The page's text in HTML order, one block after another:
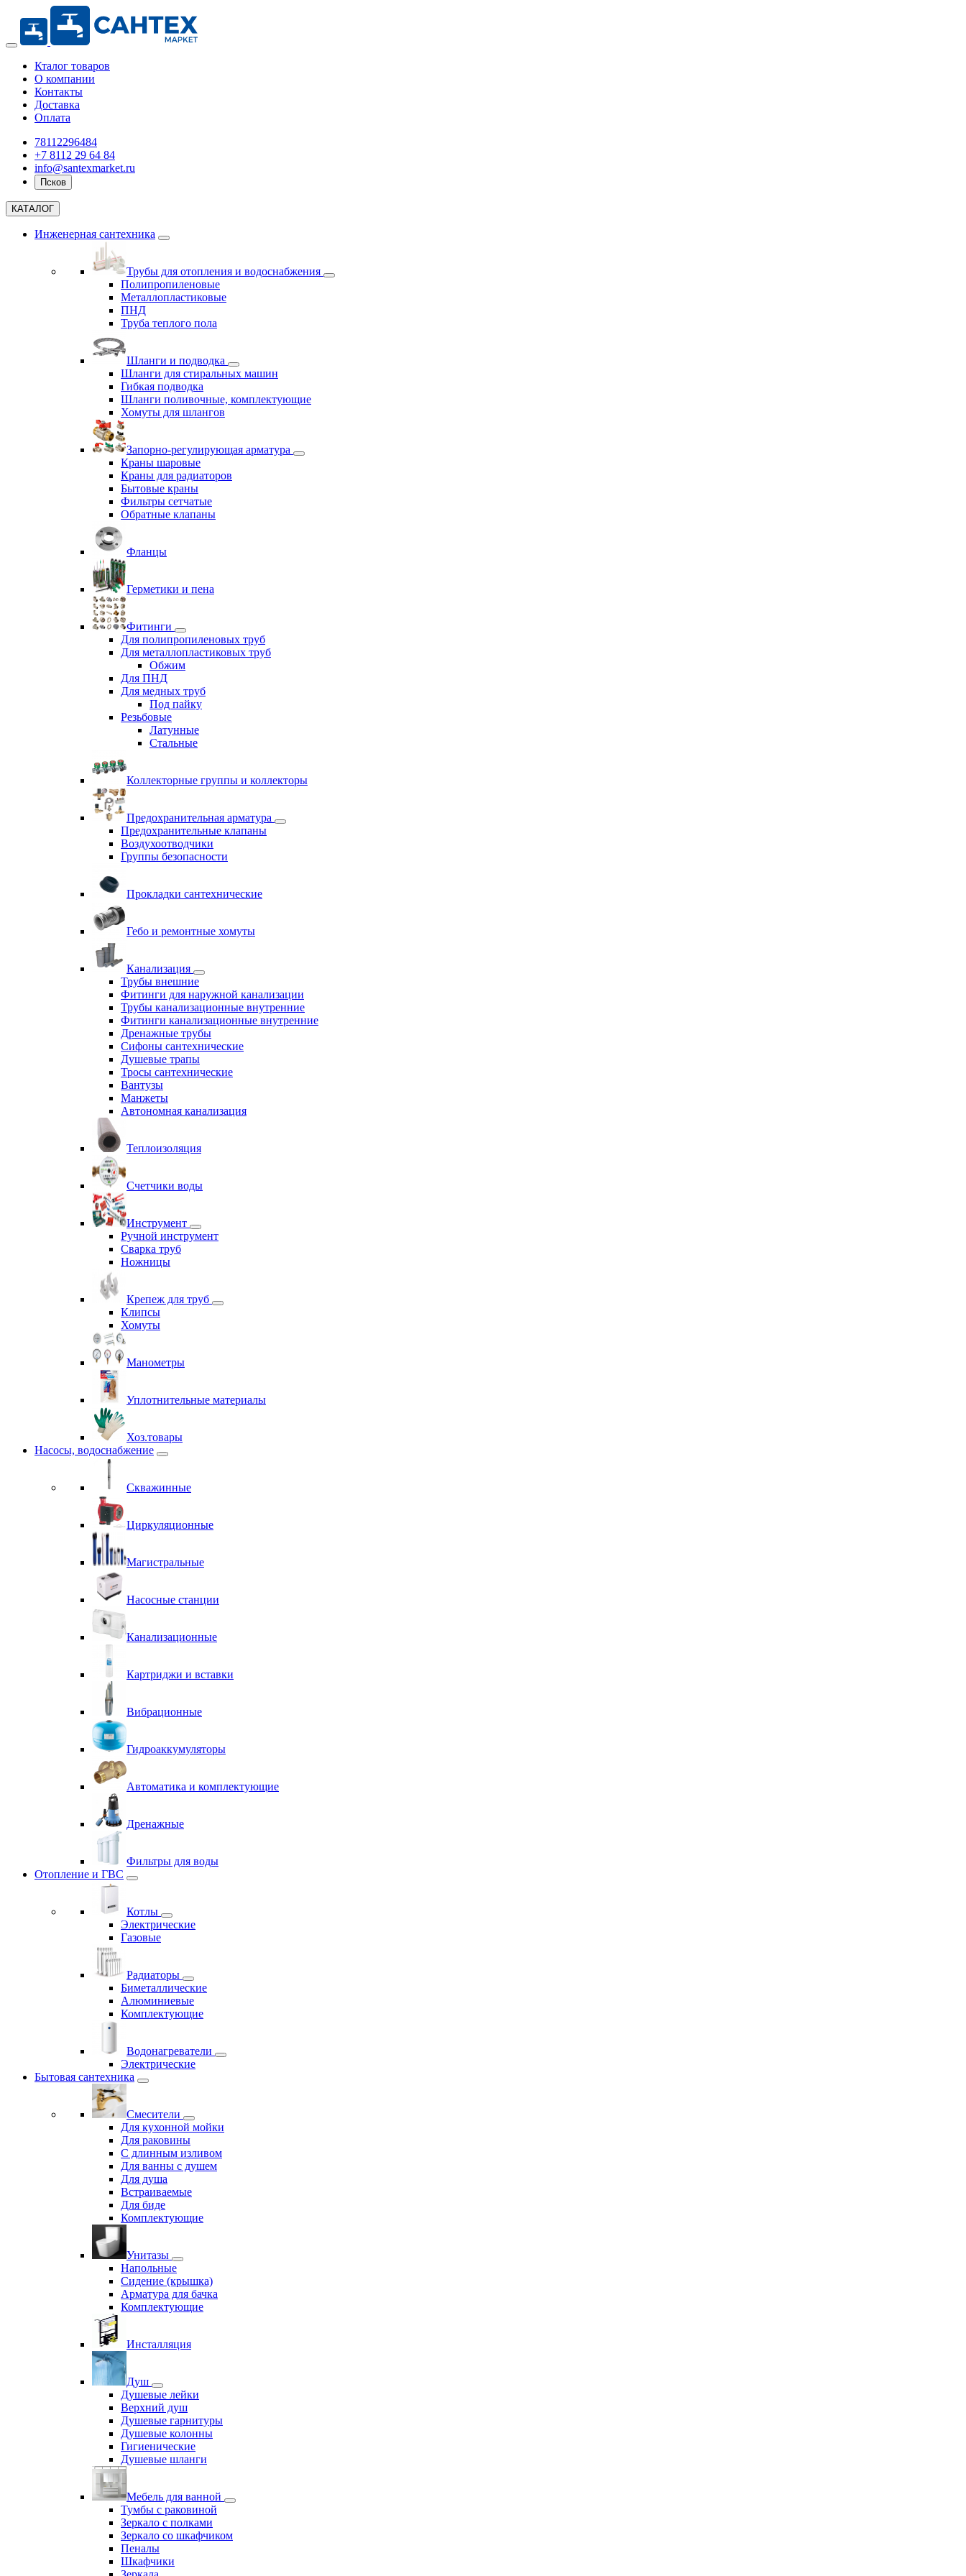
Кталог товаров
О компании
Контакты
Доставка
Оплата
78112296484
+7 8112 29 64 84
info@santexmarket.ru
Псков
КАТАЛОГ
Инженерная сантехника
Трубы для отопления и водоснабжения
Полипропиленовые
Металлопластиковые
ПНД
Труба теплого пола
Шланги и подводка
Шланги для стиральных машин
Гибкая подводка
Шланги поливочные, комплектующие
Хомуты для шлангов
Запорно-регулирующая арматура
Краны шаровые
Краны для радиаторов
Бытовые краны
Фильтры сетчатые
Обратные клапаны
Фланцы
Герметики и пена
Фитинги
Для полипропиленовых труб
Для металлопластиковых труб
Обжим
Для ПНД
Для медных труб
Под пайку
Резьбовые
Латунные
Cтальные
Коллекторные группы и коллекторы
Предохранительная арматура
Предохранительные клапаны
Воздухоотводчики
Группы безопасности
Прокладки сантехнические
Гебо и ремонтные хомуты
Канализация
Трубы внешние
Фитинги для наружной канализации
Трубы канализационные внутренние
Фитинги канализационные внутренние
Дренажные трубы
Сифоны сантехнические
Душевые трапы
Тросы сантехнические
Вантузы
Манжеты
Автономная канализация
Теплоизоляция
Счетчики воды
Инструмент
Ручной инструмент
Сварка труб
Ножницы
Крепеж для труб
Клипсы
Хомуты
Манометры
Уплотнительные материалы
Хоз.товары
Насосы, водоснабжение
Скважинные
Циркуляционные
Магистральные
Насосные станции
Канализационные
Картриджи и вставки
Вибрационные
Гидроаккумуляторы
Автоматика и комплектующие
Дренажные
Фильтры для воды
Отопление и ГВС
Котлы
Электрические
Газовые
Радиаторы
Биметаллические
Алюминиевые
Комплектующие
Водонагреватели
Электрические
Бытовая сантехника
Смесители
Для кухонной мойки
Для раковины
С длинным изливом
Для ванны с душем
Для душа
Встраиваемые
Для биде
Комплектующие
Унитазы
Напольные
Сидение (крышка)
Арматура для бачка
Комплектующие
Инсталляция
Душ
Душевые лейки
Верхний душ
Душевые гарнитуры
Душевые колонны
Гигиенические
Душевые шланги
Мебель для ванной
Тумбы с раковиной
Зеркало с полками
Зеркало со шкафчиком
Пеналы
Шкафчики